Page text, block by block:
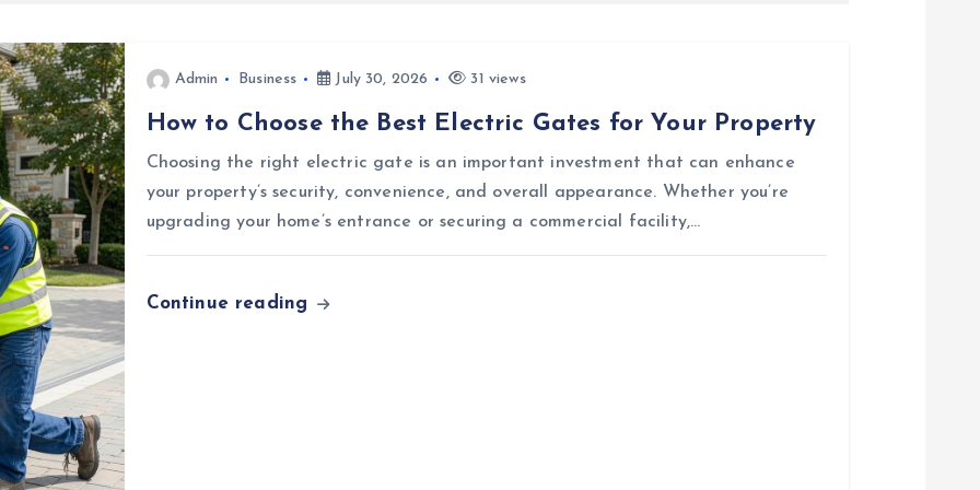
Admin Business July 30, 2026 31 views
How to Choose the Best Electric Gates for Your Property
Choosing the right electric gate is an important investment that can enhance
your property’s security, convenience, and overall appearance. Whether you’re
upgrading your home’s entrance or securing a commercial facility,…
Continue reading